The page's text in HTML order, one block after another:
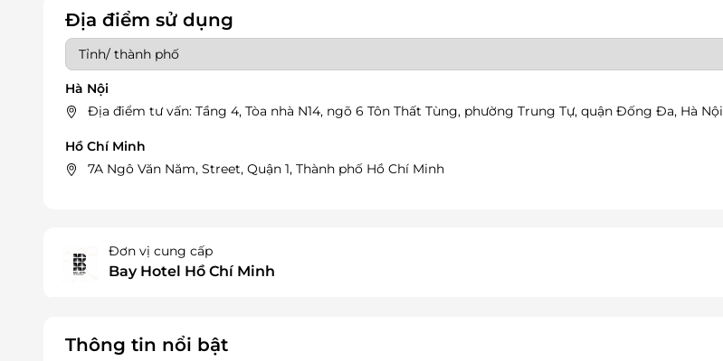
Địa điểm sử dụng
Hà Nội
Địa điểm tư vấn: Tầng 4, Tòa nhà N14, ngõ 6 Tôn Thất Tùng, phường Trung Tự, quận Đống Đa, Hà Nội
Hồ Chí Minh
7A Ngô Văn Năm, Street, Quận 1, Thành phố Hồ Chí Minh
Đơn vị cung cấp
Bay Hotel Hồ Chí Minh
Thông tin nổi bật